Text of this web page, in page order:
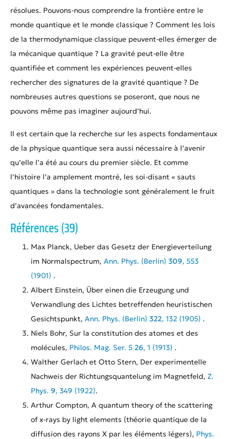
résolues. Pouvons-nous comprendre la frontière entre le
monde quantique et le monde classique ? Comment les lois
de la thermodynamique classique peuvent-elles émerger de
la mécanique quantique ? La gravité peut-elle être
quantifiée et comment les expériences peuvent-elles
rechercher des signatures de la gravité quantique ? De
nombreuses autres questions se poseront, que nous ne
pouvons même pas imaginer aujourd’hui.
Il est certain que la recherche sur les aspects fondamentaux
de la physique quantique sera aussi nécessaire à l’avenir
qu’elle l’a été au cours du premier siècle. Et comme
l’histoire l’a amplement montré, les soi-disant « sauts
quantiques » dans la technologie sont généralement le fruit
d’avancées fondamentales.
Références (39)
Max Planck, Ueber das Gesetz der Energieverteilung
im Normalspectrum, Ann. Phys. (Berlin) 309, 553
(1901) .
Albert Einstein, Über einen die Erzeugung und
Verwandlung des Lichtes betreffenden heuristischen
Gesichtspunkt, Ann. Phys. (Berlin) 322, 132 (1905) .
Niels Bohr, Sur la constitution des atomes et des
molécules, Philos. Mag. Ser. 5 26, 1 (1913) .
Walther Gerlach et Otto Stern, Der experimentelle
Nachweis der Richtungsquantelung im Magnetfeld, Z.
Phys. 9, 349 (1922).
Arthur Compton, A quantum theory of the scattering
of x-rays by light elements (théorie quantique de la
diffusion des rayons X par les éléments légers), Phys.